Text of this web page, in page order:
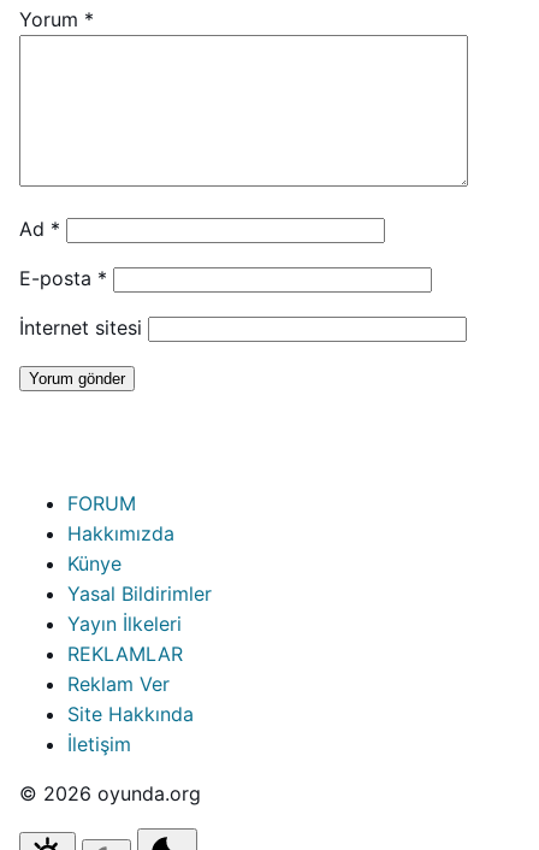
Yorum *
Ad *
E-posta *
İnternet sitesi
FORUM
Hakkımızda
Künye
Yasal Bildirimler
Yayın İlkeleri
REKLAMLAR
Reklam Ver
Site Hakkında
İletişim
© 2026 oyunda.org